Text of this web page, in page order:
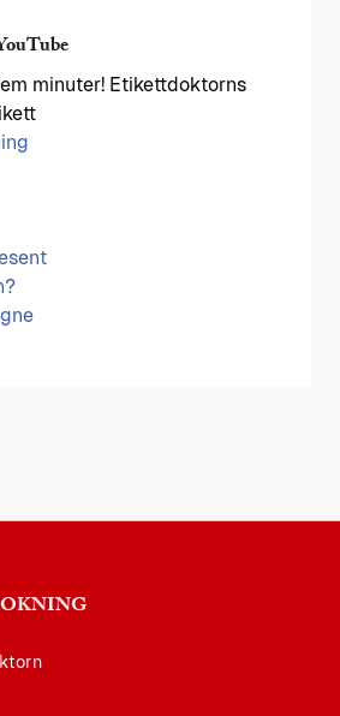
minuter! Etikettdoktorns